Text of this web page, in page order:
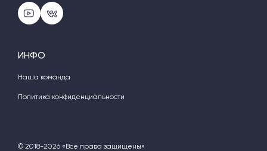
ИНФО
Наша команда
Политика конфиденциальности
© 2018-2026 «Все права защищены»